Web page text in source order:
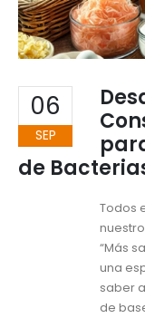
06
SEP
de
Todos
“Más
una
saber
de